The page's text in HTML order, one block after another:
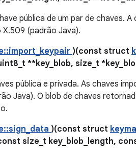
pública de um par de chaves.
(padrão Java).
)(const struct
**key_blob, size_t
pública e privada. As chaves
Java). O blob de chaves
)(const struct
size_t key_blob_length,